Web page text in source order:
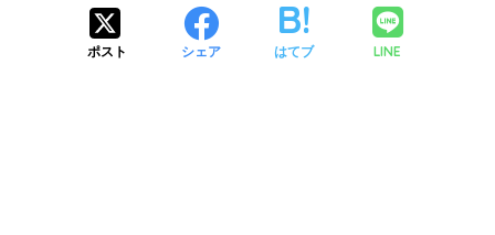
ポスト シェア はてブ LINE